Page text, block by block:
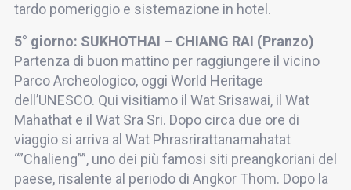
tardo pomeriggio e sistemazione in hotel.
5° giorno: SUKHOTHAI – CHIANG RAI (Pranzo)
Partenza di buon mattino per raggiungere il vicino
Parco Archeologico, oggi World Heritage
dell’UNESCO. Qui visitiamo il Wat Srisawai, il Wat
Mahathat e il Wat Sra Sri. Dopo circa due ore di
viaggio si arriva al Wat Phrasrirattanamahatat
“”Chalieng””, uno dei più famosi siti preangkoriani del
paese, risalente al periodo di Angkor Thom. Dopo la